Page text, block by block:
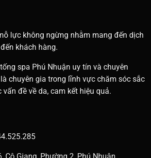
lực không ngừng nhằm mang đến dịch
khách hàng.
spa Phú Nhuận uy tín và chuyên
chuyên gia trong lĩnh vực chăm sóc sắc
đề về da, cam kết hiệu quả.
Cô Giang, Phường 2, Phú Nhuận.